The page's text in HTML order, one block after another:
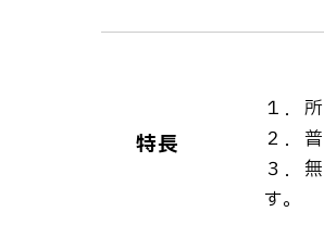
特長
１．
２．
３．
す。